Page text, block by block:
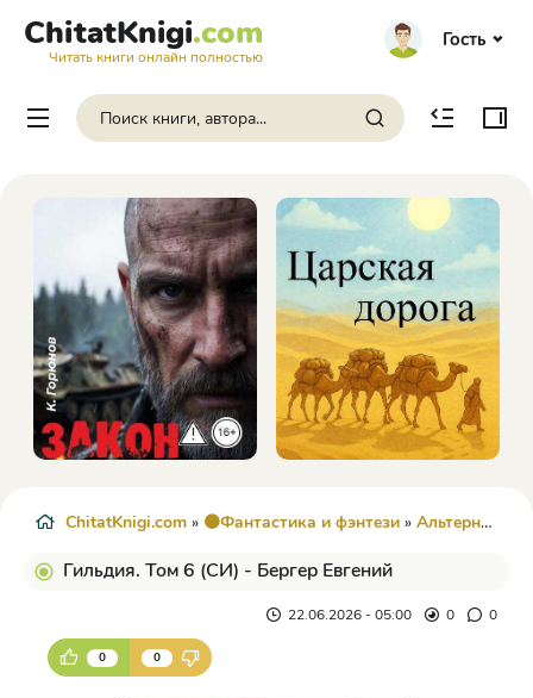
ChitatKnigi.com
Читать книги онлайн полностью
Гость
ChitatKnigi.com » 🟠Фантастика и фэнтези » Альтернативная история
Гильдия. Том 6 (СИ) - Бергер Евгений
22.06.2026 - 05:00 0 0
0 0